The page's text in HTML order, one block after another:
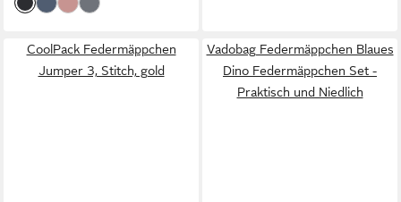
CoolPack Federmäppchen
Jumper 3, Stitch, gold
Vadobag Federmäppchen Blaues
Dino Federmäppchen Set -
Praktisch und Niedlich